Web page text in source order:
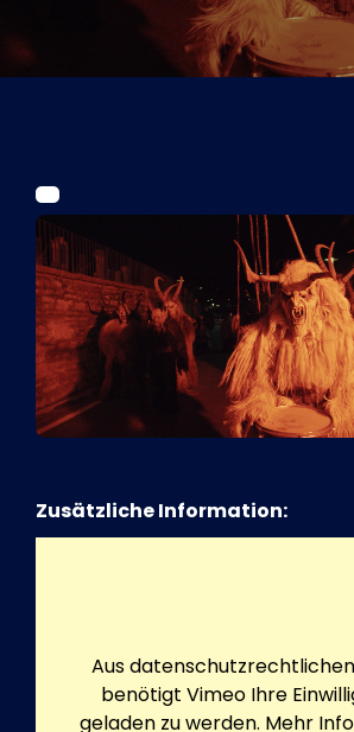
Kurier Romy 2026
Zusätzliche Information:
Aus
benötigt Vimeo Ihre
geladen zu werden. Mehr